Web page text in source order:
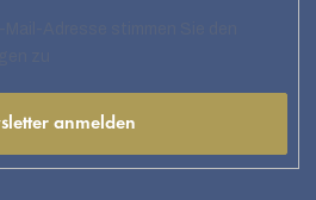
anmelden